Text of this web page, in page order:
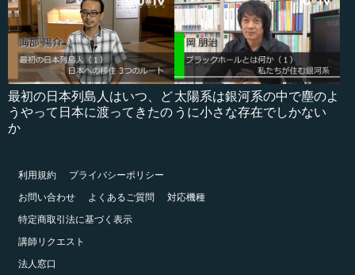
最初の日本列島人はいつ、ど
うやって日本に渡ってきたの
か
太陽系は銀河系の中で塵のよ
うに小さな存在でしかない
利用規約
プライバシーポリシー
お問い合わせ
よくあるご質問
対応機種
特定商取引法に基づく表示
講師リクエスト
法人窓口